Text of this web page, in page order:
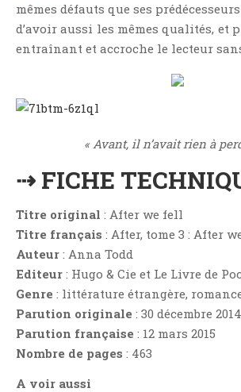
LES TAGS
QUI SOMMES-NOUS ?
CONCOURS
CONTACT
Articles D'Erika
Articles De Marion
Articles De Nadège
Aventure
Bande Dessinée
Bibliothèque De A À Z
Bilan
Biographie Et Autobiographie
mêmes défauts que ses
d’avoir aussi les mêmes qualités, et
entraînant et accroche le lecteur
« Avant, il n’avait rien à
⇢ FICHE
Titre original : After we fell
Titre français : After, tome 3 : After
Auteur : Anna Todd
Editeur : Hugo & Cie et Le Livre de
Genre : littérature étrangère,
Parution originale : 30 décembre 2014
Parution française : 12 mars 2015
Nombre de pages : 463
A voir aussi